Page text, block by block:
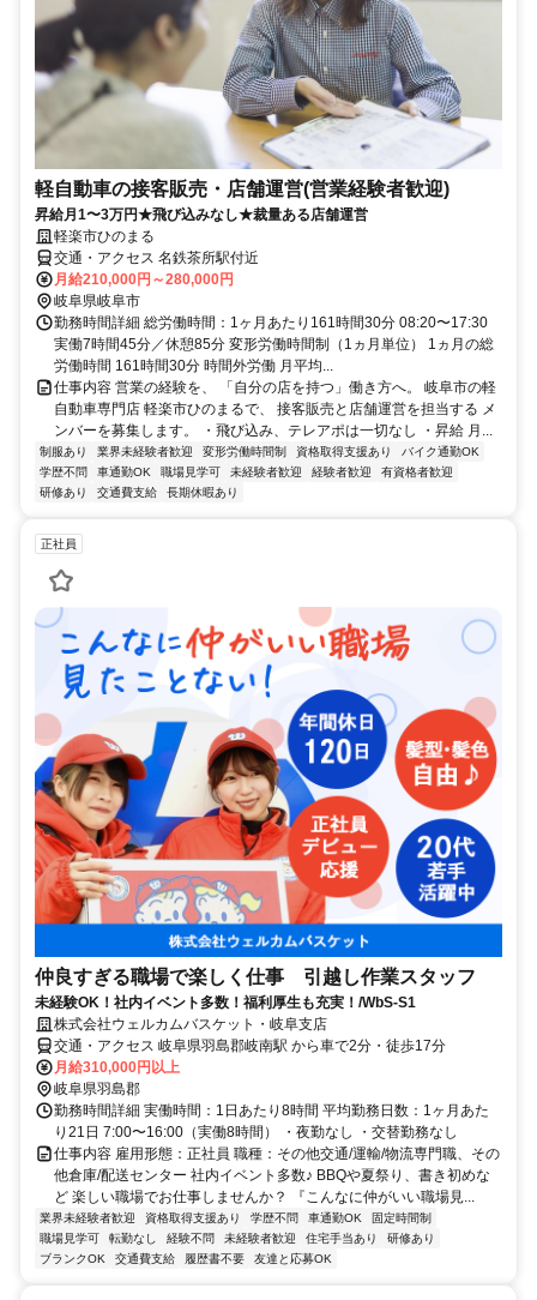
軽自動車の接客販売・店舗運営(営業経験者歓迎)
昇給月1〜3万円★飛び込みなし★裁量ある店舗運営
軽楽市ひのまる
交通・アクセス 名鉄茶所駅付近
月給210,000円～280,000円
岐阜県岐阜市
勤務時間詳細 総労働時間：1ヶ月あたり161時間30分 08:20〜17:30
実働7時間45分／休憩85分 変形労働時間制（1ヵ月単位） 1ヵ月の総
労働時間 161時間30分 時間外労働 月平均...
仕事内容 営業の経験を、 「自分の店を持つ」働き方へ。 岐阜市の軽
自動車専門店 軽楽市ひのまるで、 接客販売と店舗運営を担当する メ
ンバーを募集します。 ・飛び込み、テレアポは一切なし ・昇給 月...
制服あり 業界未経験者歓迎 変形労働時間制 資格取得支援あり
バイク通勤OK
学歴不問
車通勤OK 職場見学可 未経験者歓迎 経験者歓迎
有資格者歓迎
研修あり
交通費支給 長期休暇あり
正社員
仲良すぎる職場で楽しく仕事 引越し作業スタッフ
未経験OK！社内イベント多数！福利厚生も充実！/WbS-S1
株式会社ウェルカムバスケット・岐阜支店
交通・アクセス 岐阜県羽島郡岐南駅 から車で2分・徒歩17分
月給310,000円以上
岐阜県羽島郡
勤務時間詳細 実働時間：1日あたり8時間 平均勤務日数：1ヶ月あた
り21日 7:00〜16:00（実働8時間） ・夜勤なし ・交替勤務なし
仕事内容 雇用形態：正社員 職種：その他交通/運輸/物流専門職、その
他倉庫/配送センター 社内イベント多数♪ BBQや夏祭り、書き初めな
ど 楽しい職場でお仕事しませんか？ 『こんなに仲がいい職場見...
業界未経験者歓迎 資格取得支援あり 学歴不問 車通勤OK
固定時間制
職場見学可
転勤なし 経験不問 未経験者歓迎 住宅手当あり
研修あり
ブランクOK
交通費支給 履歴書不要 友達と応募OK